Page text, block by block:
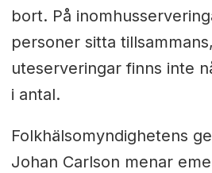
bort. På
personer sitta
uteserveringar finns inte
i antal.
Folkhälsomyndighetens
Johan Carlson menar